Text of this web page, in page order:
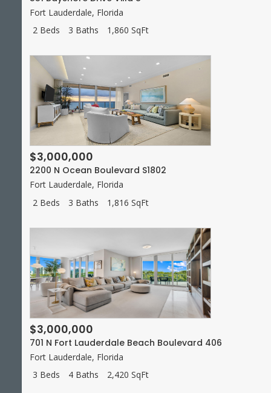
Fort Lauderdale, Florida
2 Beds
3 Baths 1,860 SqFt
$3,000,000
2200 N Ocean Boulevard S1802
Fort Lauderdale, Florida
2 Beds
3 Baths 1,816 SqFt
$3,000,000
701 N Fort Lauderdale Beach Boulevard 406
Fort Lauderdale, Florida
3 Beds
4 Baths 2,420 SqFt